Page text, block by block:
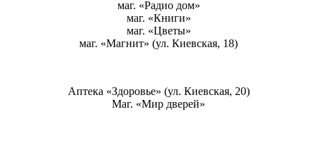
маг. «Радио дом»
маг. «Книги»
маг. «Цветы»
маг. «Магнит» (ул. Киевская, 18)
Аптека «Здоровье» (ул. Киевская, 20)
Маг. «Мир дверей»